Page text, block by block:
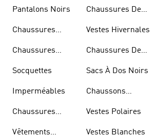
Pantalons Noirs
Chaussures
Chaussures
Socquettes
Imperméables
Chaussures
Vêtements
Chaussures De
Vestes Hivernales
Chaussures De
Sacs À Dos Noirs
Chaussons
Vestes Polaires
Vestes Blanches